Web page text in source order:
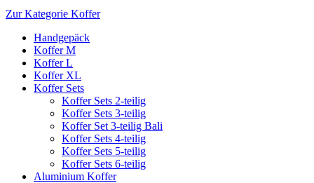
Zur Kategorie Koffer
Handgepäck
Koffer M
Koffer L
Koffer XL
Koffer Sets
Koffer Sets 2-teilig
Koffer Sets 3-teilig
Koffer Set 3-teilig Bali
Koffer Sets 4-teilig
Koffer Sets 5-teilig
Koffer Sets 6-teilig
Aluminium Koffer